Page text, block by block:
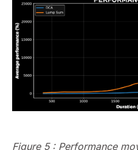
Figure 5 : Performance